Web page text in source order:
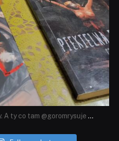
A ty co tam @goromrysuje ...